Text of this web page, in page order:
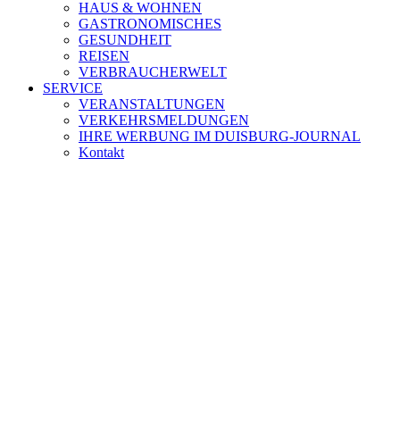
HAUS & WOHNEN
GASTRONOMISCHES
GESUNDHEIT
REISEN
VERBRAUCHERWELT
SERVICE
VERANSTALTUNGEN
VERKEHRSMELDUNGEN
IHRE WERBUNG IM DUISBURG-JOURNAL
Kontakt